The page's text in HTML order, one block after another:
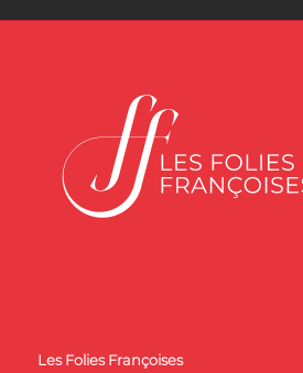
Les Folies Françoises